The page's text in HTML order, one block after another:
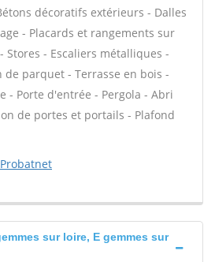
décoratifs extérieurs - Dalles
- Placards et rangements sur
Stores - Escaliers métalliques -
de parquet - Terrasse en bois -
- Porte d'entrée - Pergola - Abri
de portes et portails - Plafond
Probatnet
sur loire, E gemmes sur